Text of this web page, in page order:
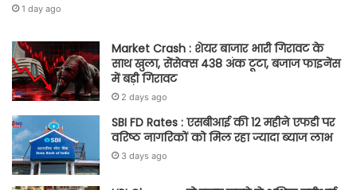
1 day ago
Market Crash : शेयर बाजार भारी गिरावट के
साथ खुला, सेंसेक्स 438 अंक टूटा, बजाज फाइनेंस
में बड़ी गिरावट
2 days ago
SBI FD Rates : एसबीआई की 12 महीने एफडी पर
वरिष्ठ नागरिकों को मिल रहा ज्यादा ब्याज लाभ
3 days ago